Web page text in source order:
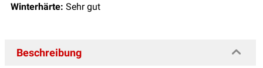
Winterhärte: Sehr gut
Beschreibung